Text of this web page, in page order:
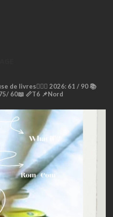
de livres🙇🏼‍♀️ 2026: 61 / 90 📚
60📖 📏T6 📌Nord